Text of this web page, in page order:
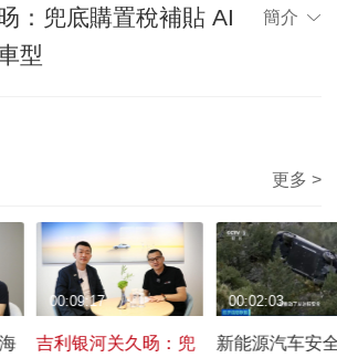
：兜底購置稅補貼 AI
型
簡介
更多 >
吉利银河关久旸：兜
00:09:17
新能源汽车安
00:02:03